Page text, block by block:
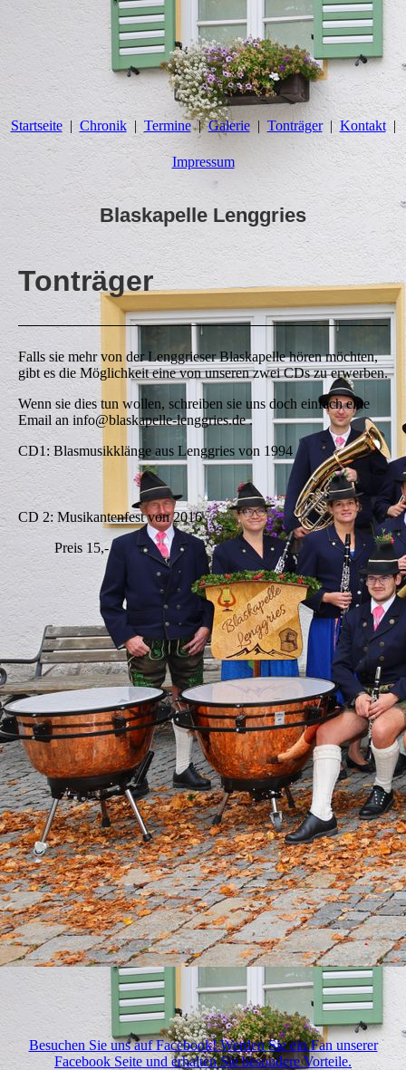
Startseite Chronik Termine Galerie Tonträger Kontakt
Impressum
Blaskapelle Lenggries
Tonträger
Falls sie mehr von der Lenggrieser Blaskapelle hören möchten,
gibt es die Möglichkeit eine von unseren zwei CDs zu erwerben.
Wenn sie dies tun wollen, schreiben sie uns doch einfach eine
Email an info@blaskapelle-lenggries.de .
CD1: Blasmusikklänge aus Lenggries von 1994
CD 2: Musikantenfest von 2016
Preis 15,-
Besuchen Sie uns auf Facebook! Werden Sie ein Fan unserer
Facebook Seite und erhalten Sie besondere Vorteile.